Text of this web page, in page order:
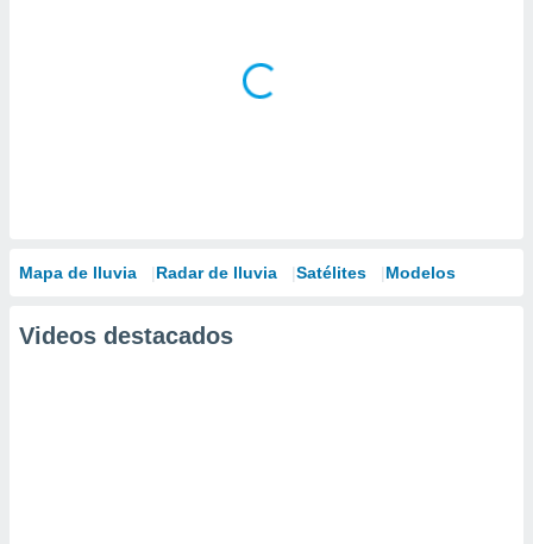
Mapa de lluvia Radar de lluvia Satélites Modelos
Videos destacados